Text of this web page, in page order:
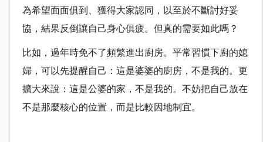
為希望面面俱到、獲得大家認同，以至於不斷討好妥
協，結果反倒讓自己身心俱疲。但真的需要如此嗎？
比如，過年時免不了頻繁進出廚房。平常習慣下廚的媳
婦，可以先提醒自己：這是婆婆的廚房，不是我的。更
擴大來說：這是公婆的家，不是我的。不妨把自己放在
不是那麼核心的位置，而是比較因地制宜。